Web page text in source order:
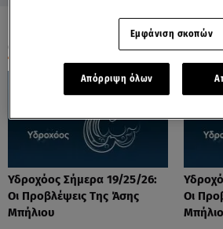
ΟΛΑ ΤΑ ΒΙΝΤΕΟ
Υδροχόος Σήμερα 19/25/26:
Οι Προβλέψεις Της Άσης
Μπήλιου
Οι
Εμφάνιση σκοπών
Απόρριψη όλων